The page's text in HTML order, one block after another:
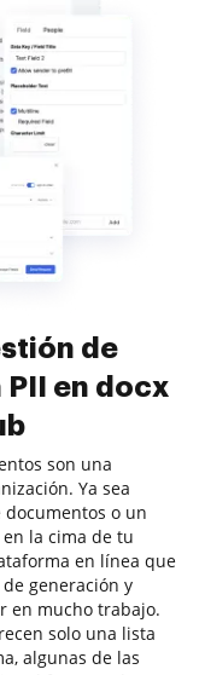
de
en docx
son una
Ya sea
o un
la cima de tu
en línea que
generación y
en mucho trabajo.
solo una lista
algunas de las